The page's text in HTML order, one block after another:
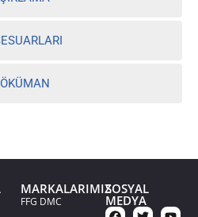
MARKALARIMIZ
FFG DMC
SOSYAL
MEDYA